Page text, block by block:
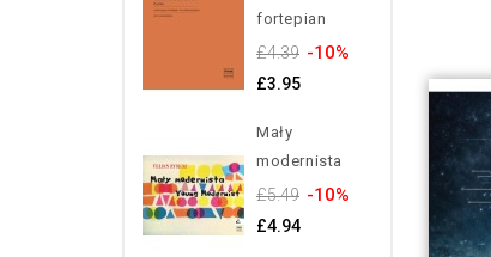
fortepian
£4.39 -10%
£3.95
Mały
modernista
£5.49 -10%
£4.94